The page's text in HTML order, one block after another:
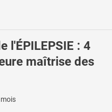
l'ÉPILEPSIE : 4
maîtrise des